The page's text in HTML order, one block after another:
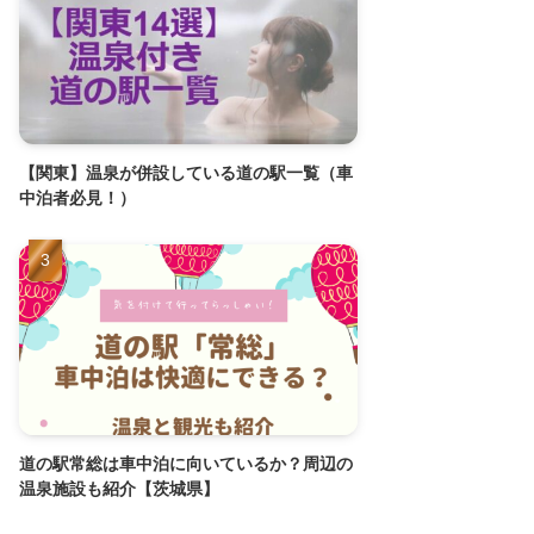
【関東】温泉が併設している道の駅一覧（車
中泊者必見！）
道の駅常総は車中泊に向いているか？周辺の
温泉施設も紹介【茨城県】